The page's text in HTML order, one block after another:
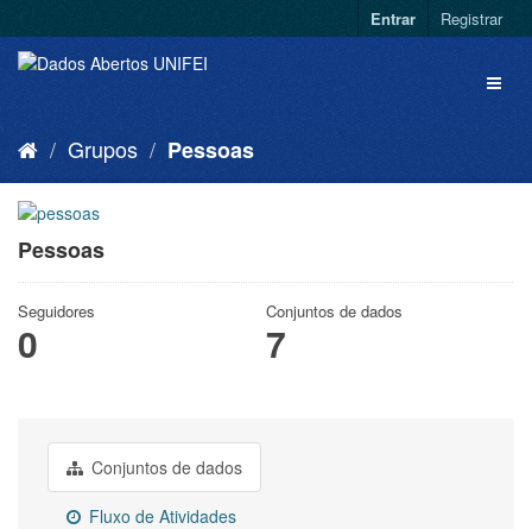
Entrar Registrar
Grupos Pessoas
Pessoas
Seguidores
0
Conjuntos de dados
7
Conjuntos de dados
Fluxo de Atividades